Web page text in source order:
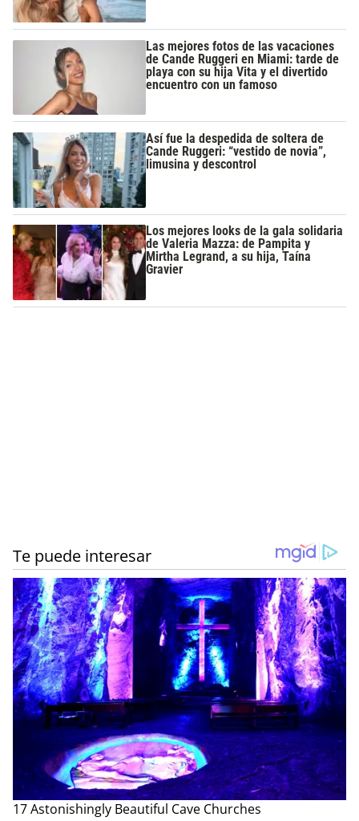
Las mejores fotos de las vacaciones
de Cande Ruggeri en Miami: tarde de
playa con su hija Vita y el divertido
encuentro con un famoso
Así fue la despedida de soltera de
Cande Ruggeri: “vestido de novia”,
limusina y descontrol
Los mejores looks de la gala solidaria
de Valeria Mazza: de Pampita y
Mirtha Legrand, a su hija, Taína
Gravier